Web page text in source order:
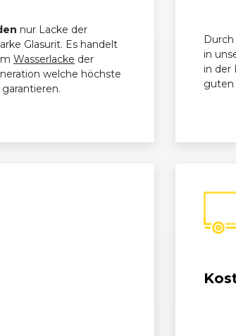
nur Lacke der
Glasurit. Es handelt
Wasserlacke der
welche höchste
garantieren.
in
in der
guten